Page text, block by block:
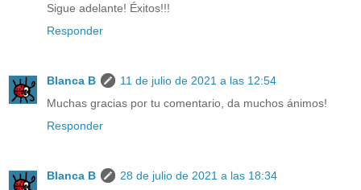
Sigue adelante! Éxitos!!!
Responder
Blanca B
11 de julio de 2021 a las 12:54
Muchas gracias por tu comentario, da muchos ánimos!
Responder
Blanca B
28 de julio de 2021 a las 18:34